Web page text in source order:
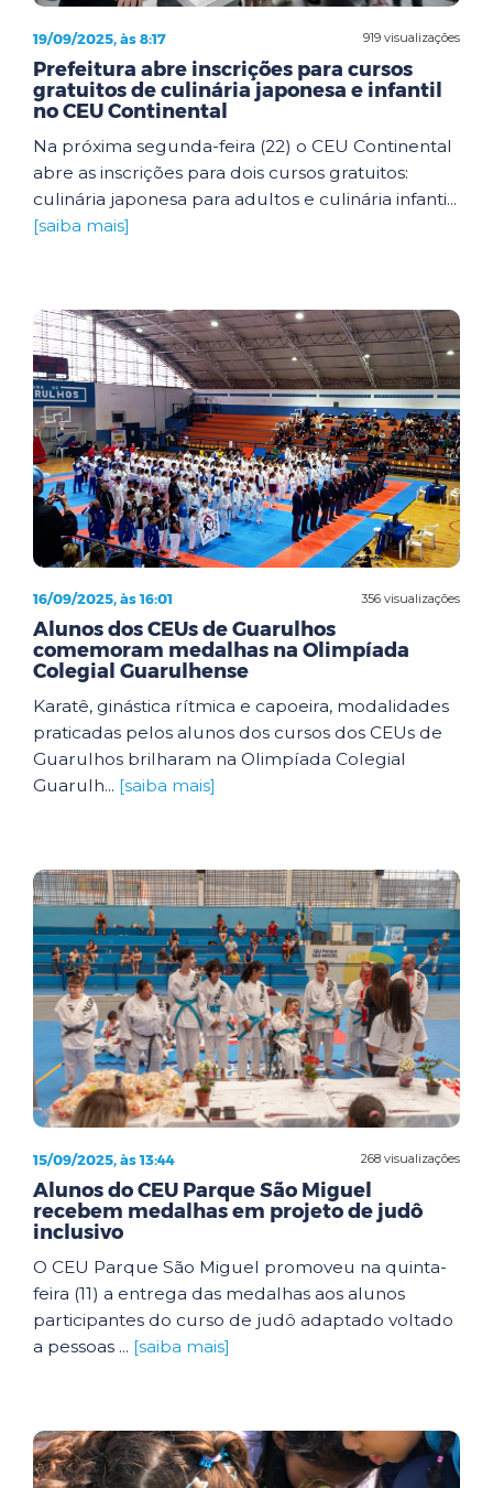
919 visualizações
19/09/2025, às 8:17
Prefeitura abre inscrições para cursos
gratuitos de culinária japonesa e infantil
no CEU Continental
Na próxima segunda-feira (22) o CEU Continental
abre as inscrições para dois cursos gratuitos:
culinária japonesa para adultos e culinária infanti...
[saiba mais]
356 visualizações
16/09/2025, às 16:01
Alunos dos CEUs de Guarulhos
comemoram medalhas na Olimpíada
Colegial Guarulhense
Karatê, ginástica rítmica e capoeira, modalidades
praticadas pelos alunos dos cursos dos CEUs de
Guarulhos brilharam na Olimpíada Colegial
Guarulh... [saiba mais]
268 visualizações
15/09/2025, às 13:44
Alunos do CEU Parque São Miguel
recebem medalhas em projeto de judô
inclusivo
O CEU Parque São Miguel promoveu na quinta-
feira (11) a entrega das medalhas aos alunos
participantes do curso de judô adaptado voltado
a pessoas ... [saiba mais]